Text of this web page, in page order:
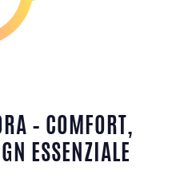
– COMFORT,
ESSENZIALE